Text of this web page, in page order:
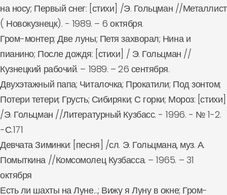
на носу; Первый снег: [стихи] /Э. Гольцман //Металлист
( Новокузнецк). - 1989. – 6 октября.
Гром-монтер; Две луны; Петя захворал; Нина и
пианино; После дождя: [стихи] / Э. Гольцман //
Кузнецкий рабочий. – 1989. – 26 сентября.
Двухэтажный папа; Читалочка; Прокатили; Под зонтом;
Потери тетери; Грусть; Сибиряки; С горки; Мороз: [стихи]
/Э. Гольцман //Литературный Кузбасс. - 1996. - № 1-2.
-С.171
Девчата Зиминки: [песня] /сл. Э. Гольцмана, муз. А.
Помыткина //Комсомолец Кузбасса. – 1965. – 31
октября
Есть ли шахты на Луне…; Вижу я Луну в окне; Гром-